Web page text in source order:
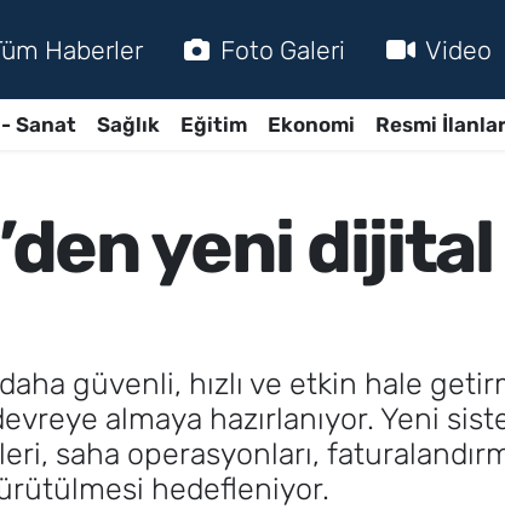
Haberler Foto Galeri Video
Sanat Sağlık Eğitim Ekonomi Resmi İlanlar
yeni
güvenli, hızlı ve etkin hale
almaya hazırlanıyor. Yeni
saha operasyonları,
hedefleniyor.